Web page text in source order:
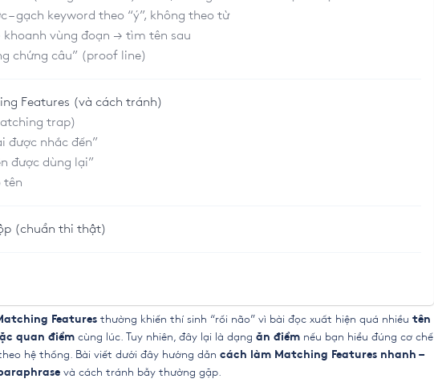
– gạch keyword theo “ý”, không theo từ
khoanh vùng đoạn → tìm tên sau
chứng câu” (proof line)
Features (và cách tránh)
trap)
được nhắc đến”
được dùng lại”
tên
(chuẩn thi thật)
Features thường khiến thí sinh “rối não” vì bài đọc xuất hiện quá nhiều tên
quan điểm cùng lúc. Tuy nhiên, đây lại là dạng ăn điểm nếu bạn hiểu đúng cơ chế
hệ thống. Bài viết dưới đây hướng dẫn cách làm Matching Features nhanh –
và cách tránh bẫy thường gặp.